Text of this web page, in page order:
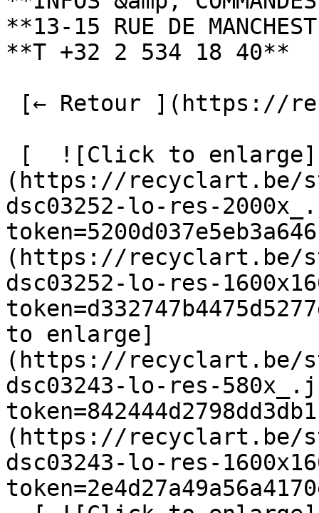
**13-15 RUE DE
**T +32 2 534 18 40**
(https://recyclart.be/
dsc03252-lo-res-
(https://recyclart.be/
dsc03252-lo-res-
to enlarge]
(https://recyclart.be/
dsc03243-lo-res-
(https://recyclart.be/
dsc03243-lo-res-